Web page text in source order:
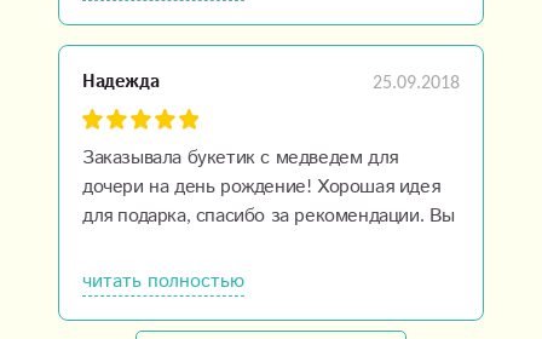
Очень рекомендую!!! Людмила — Вы
Надежда 25.09.2018
Заказывала букетик с медведем для
дочери на день рождение! Хорошая идея
для подарка, спасибо за рекомендации. Вы
читать полностью